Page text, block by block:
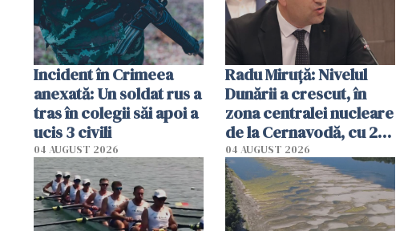
Incident în Crimeea
anexată: Un soldat rus a
tras în colegii săi apoi a
ucis 3 civili
04 AUGUST 2026
Radu Miruţă: Nivelul
Dunării a crescut, în
zona centralei nucleare
de la Cernavodă, cu 2
cm faţă de ziua trecută
04 AUGUST 2026